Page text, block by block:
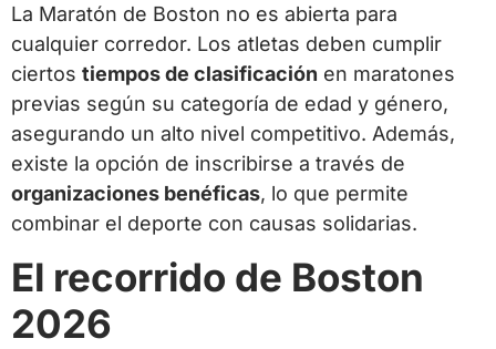
La Maratón de Boston no es abierta para
cualquier corredor. Los atletas deben cumplir
ciertos tiempos de clasificación en maratones
previas según su categoría de edad y género,
asegurando un alto nivel competitivo. Además,
existe la opción de inscribirse a través de
organizaciones benéficas, lo que permite
combinar el deporte con causas solidarias.
El recorrido de Boston
2026